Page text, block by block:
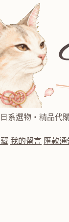
日系選物・精品代
我的留言 匯款